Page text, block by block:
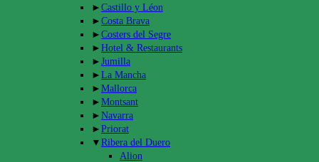
► Castillo y Léon
► Costa Brava
► Costers del Segre
► Hotel & Restaurants
► Jumilla
► La Mancha
► Mallorca
► Montsant
► Navarra
► Priorat
▼ Ribera del Duero
Alion